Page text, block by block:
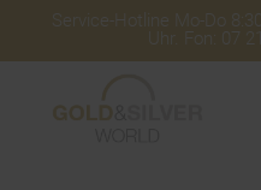
Service-Hotline Mo-Do
Uhr. Fon: 07